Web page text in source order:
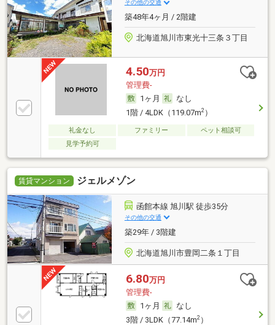
その他の交通
築48年4ヶ月 / 2階建
北海道旭川市東光十三条３丁目
4.50万円
管理費-
1ヶ月
なし
1階 / 4LDK（119.07m2）
礼金なし ファミリー
ペット相談可
見学予約可
賃貸マンション ジェルメゾン
函館本線 旭川駅 徒歩35分
その他の交通
築29年 / 3階建
北海道旭川市豊岡二条１丁目
6.80万円
管理費-
1ヶ月
なし
3階 / 3LDK（77.14m2）